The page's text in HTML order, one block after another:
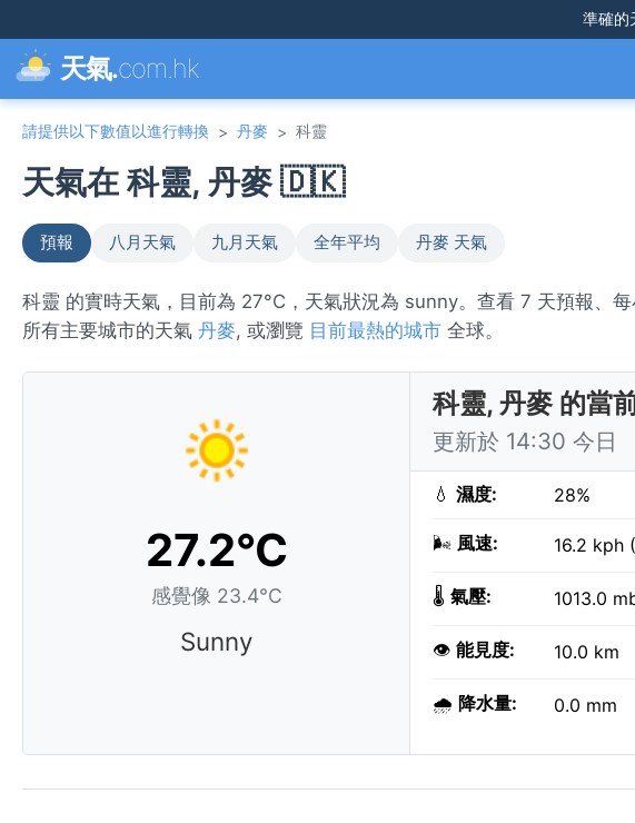
準確的
天氣.com.hk
請提供以下數值以進行轉換 > 丹麥 > 科靈
天氣在 科靈, 丹麥 🇩🇰
預報 八月天氣 九月天氣 全年平均 丹麥 天氣
科靈 的實時天氣，目前為 27°C，天氣狀況為 sunny。查看 7 天預報、
所有主要城市的天氣 丹麥, 或瀏覽 目前最熱的城市 全球。
27.2°C
感覺像 23.4°C
Sunny
科靈, 丹麥 的當
更新於 14:30 今日
💧 濕度: 28%
🌬️ 風速: 16.2 kph
🌡️ 氣壓: 1013.0
👁️ 能見度: 10.0 km
🌧️ 降水量: 0.0 mm